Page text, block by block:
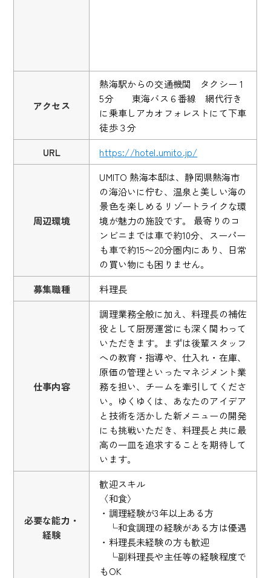
アクセス
熱海駅からの交通機関 タクシー 1
5分 東海バス６番線 網代行き
に乗車しアカオフォレストにて下車
徒歩３分
URL
https://hotel.umito.jp/
周辺環境
UMITO 熱海本邸は、静岡県熱海市
の海沿いに佇む、温泉と美しい海の
景色を楽しめるリゾートライクな環
境が魅力の施設です。 最寄りのコ
ンビニまでは車で約10分、スーパー
も車で約15〜20分圏内にあり、日常
の買い物にも困りません。
募集職種
料理長
仕事内容
調理業務全般に加え、料理長の補佐
役として厨房運営にも深く関わって
いただきます。まずは後輩スタッフ
への教育・指導や、仕入れ・在庫、
原価の管理といったマネジメント業
務を担い、チームを牽引してくださ
い。ゆくゆくは、あなたのアイデア
と技術を活かした新メニューの開発
にも挑戦いただき、料理長と共に最
高の一皿を追求することを期待して
います。
必要な能力・
経験
歓迎スキル
〈和食〉
・調理経験が3年以上ある方
└和食調理の経験がある方は優遇
・料理長未経験の方も歓迎
└副料理長や主任等の経験程度で
もOK